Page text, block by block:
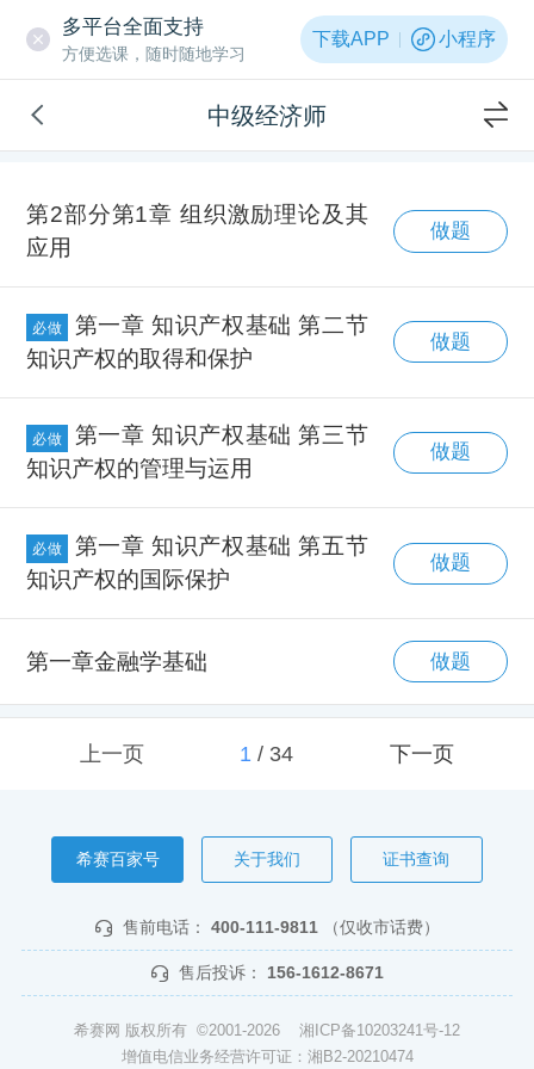
多平台全面支持
方便选课，随时随地学习
下载APP 小程序
中级经济师
第2部分第1章 组织激励理论及其
应用
做题
必做
第一章 知识产权基础 第二节
知识产权的取得和保护
做题
必做
第一章 知识产权基础 第三节
知识产权的管理与运用
做题
必做
第一章 知识产权基础 第五节
知识产权的国际保护
做题
第一章金融学基础 做题
上一页 1/ 34 下一页
希赛百家号 关于我们 证书查询
售前电话： 400-111-9811 （仅收市话费）
售后投诉： 156-1612-8671
希赛网 版权所有 ©2001-2026 湘ICP备10203241号-12
增值电信业务经营许可证：湘B2-20210474